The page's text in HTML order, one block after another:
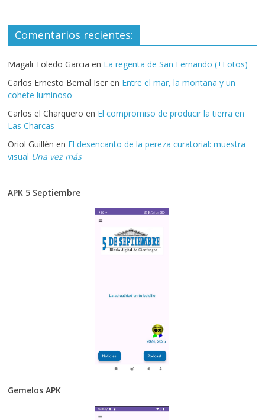
Comentarios recientes:
Magali Toledo Garcia en La regenta de San Fernando (+Fotos)
Carlos Ernesto Bernal Iser en Entre el mar, la montaña y un
cohete luminoso
Carlos el Charquero en El compromiso de producir la tierra en
Las Charcas
Oriol Guillén en El desencanto de la pereza curatorial: muestra
visual Una vez más
APK 5 Septiembre
Gemelos APK